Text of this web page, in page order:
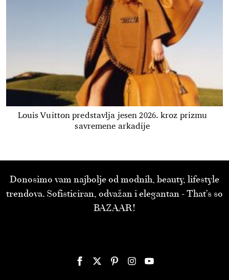
Louis Vuitton predstavlja jesen 2026. kroz prizmu
savremene arkadije
Donosimo vam najbolje od modnih, beauty, lifestyle
trendova. Sofisticiran, odvažan i elegantan - That’s so
BAZAAR!